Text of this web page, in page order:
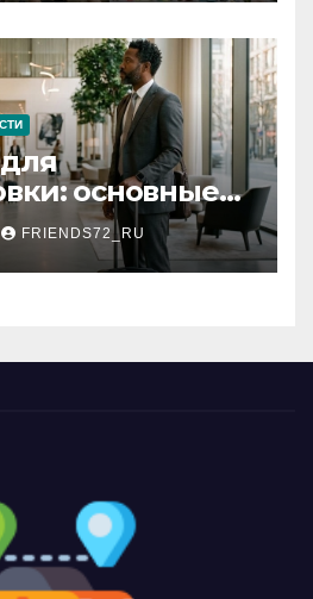
основные
FRIENDS72_RU